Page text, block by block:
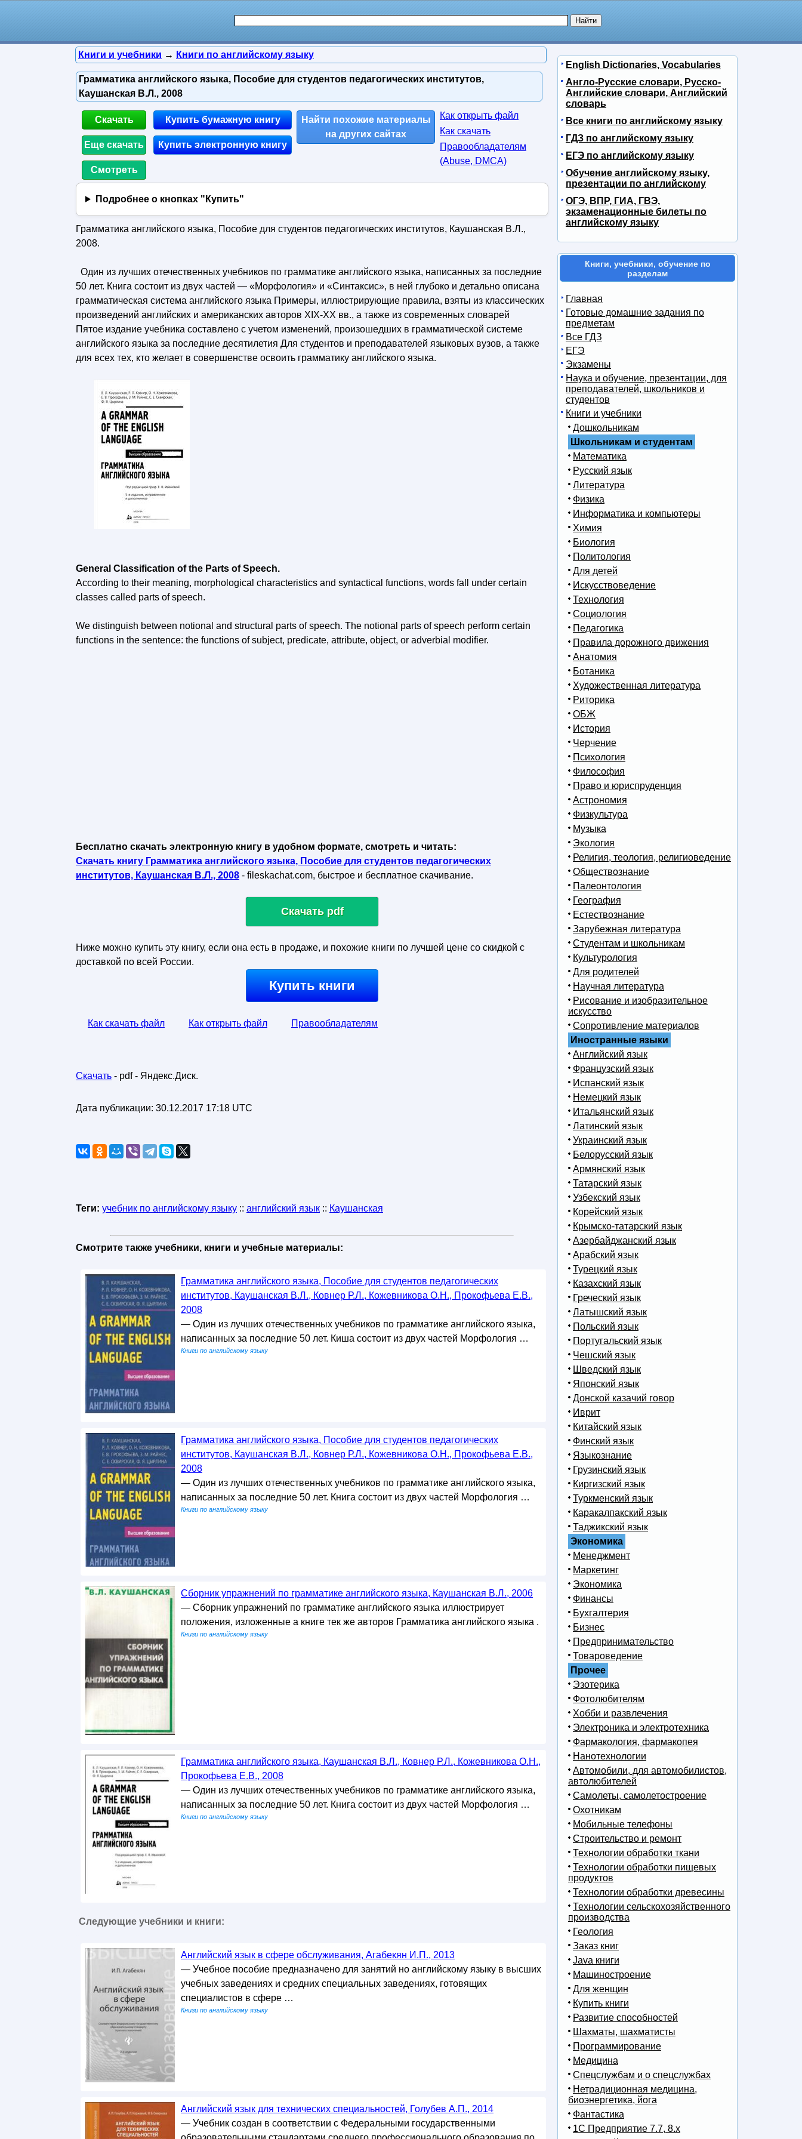
Книги и учебники → Книги по английскому языку
Грамматика английского языка, Пособие для студентов педагогических институтов,
Каушанская В.Л., 2008
Скачать
Еще скачать
Смотреть
Купить бумажную книгу
Купить электронную книгу
Найти похожие материалы
на других сайтах
Как открыть файл
Как скачать
Правообладателям
(Abuse, DMСA)
Подробнее о кнопках "Купить"
Грамматика английского языка, Пособие для студентов педагогических институтов, Каушанская В.Л.,
2008.
Один из лучших отечественных учебников по грамматике английского языка, написанных за последние
50 лет. Книга состоит из двух частей — «Морфология» и «Синтаксис», в ней глубоко и детально описана
грамматическая система английского языка Примеры, иллюстрирующие правила, взяты из классических
произведений английских и американских авторов XIX-XX вв., а также из современных словарей
Пятое издание учебника составлено с учетом изменений, произошедших в грамматической системе
английского языка за последние десятилетия Для студентов и преподавателей языковых вузов, а также
для всех тех, кто желает в совершенстве освоить грамматику английского языка.
General Classification of the Parts of Speech.
According to their meaning, morphological characteristics and syntactical functions, words fall under certain
classes called parts of speech.
We distinguish between notional and structural parts of speech. The notional parts of speech perform certain
functions in the sentence: the functions of subject, predicate, attribute, object, or adverbial modifier.
Бесплатно скачать электронную книгу в удобном формате, смотреть и читать:
Скачать книгу Грамматика английского языка, Пособие для студентов педагогических
институтов, Каушанская В.Л., 2008 - fileskachat.com, быстрое и бесплатное скачивание.
Скачать pdf
Ниже можно купить эту книгу, если она есть в продаже, и похожие книги по лучшей цене со скидкой с
доставкой по всей России.
Купить книги
Как скачать файл Как открыть файл Правообладателям
Скачать - pdf - Яндекс.Диск.
Дата публикации: 30.12.2017 17:18 UTC
Теги: учебник по английскому языку :: английский язык :: Каушанская
Смотрите также учебники, книги и учебные материалы:
Грамматика английского языка, Пособие для студентов педагогических
институтов, Каушанская В.Л., Ковнер Р.Л., Кожевникова О.Н., Прокофьева Е.В.,
2008
— Один из лучших отечественных учебников по грамматике английского языка,
написанных за последние 50 лет. Киша состоит из двух частей Морфология …
Книги по английскому языку
Грамматика английского языка, Пособие для студентов педагогических
институтов, Каушанская В.Л., Ковнер Р.Л., Кожевникова О.Н., Прокофьева Е.В.,
2008
— Один из лучших отечественных учебников по грамматике английского языка,
написанных за последние 50 лет. Книга состоит из двух частей Морфология …
Книги по английскому языку
Сборник упражнений по грамматике английского языка, Каушанская В.Л., 2006
— Сборник упражнений по грамматике английского языка иллюстрирует
положения, изложенные а книге тек же авторов Грамматика английского языка .
Книги по английскому языку
Грамматика английского языка, Каушанская В.Л., Ковнер Р.Л., Кожевникова О.Н.,
Прокофьева Е.В., 2008
— Один из лучших отечественных учебников по грамматике английского языка,
написанных за последние 50 лет. Книга состоит из двух частей Морфология …
Книги по английскому языку
Следующие учебники и книги:
Английский язык в сфере обслуживания, Агабекян И.П., 2013
— Учебное пособие предназначено для занятий но английскому языку в высших
учебных заведениях и средних специальных заведениях, готовящих
специалистов в сфере …
Книги по английскому языку
Английский язык для технических специальностей, Голубев А.П., 2014
— Учебник создан в соответствии с Федеральными государственными
English Dictionaries, Vocabularies
Англо-Русские словари, Русско-
Английские словари, Английский
словарь
Все книги по английскому языку
ГДЗ по английскому языку
ЕГЭ по английскому языку
Обучение английскому языку,
презентации по английскому
ОГЭ, ВПР, ГИА, ГВЭ,
экзаменационные билеты по
английскому языку
Книги, учебники, обучение по
разделам
Главная
Готовые домашние задания по
предметам
Все ГДЗ
ЕГЭ
Экзамены
Наука и обучение, презентации, для
преподавателей, школьников и
студентов
Книги и учебники
Дошкольникам
Школьникам и студентам
Математика
Русский язык
Литература
Физика
Информатика и компьютеры
Химия
Биология
Политология
Для детей
Искусствоведение
Технология
Социология
Педагогика
Правила дорожного движения
Анатомия
Ботаника
Художественная литература
Риторика
ОБЖ
История
Черчение
Психология
Философия
Право и юриспруденция
Астрономия
Физкультура
Музыка
Экология
Религия, теология, религиоведение
Обществознание
Палеонтология
География
Естествознание
Зарубежная литература
Студентам и школьникам
Культурология
Для родителей
Научная литература
Рисование и изобразительное
искусство
Сопротивление материалов
Иностранные языки
Английский язык
Французский язык
Испанский язык
Немецкий язык
Итальянский язык
Латинский язык
Украинский язык
Белорусский язык
Армянский язык
Татарский язык
Узбекский язык
Корейский язык
Крымско-татарский язык
Азербайджанский язык
Арабский язык
Турецкий язык
Казахский язык
Греческий язык
Латышский язык
Польский язык
Португальский язык
Чешский язык
Шведский язык
Японский язык
Донской казачий говор
Иврит
Китайский язык
Финский язык
Языкознание
Грузинский язык
Киргизский язык
Туркменский язык
Каракалпакский язык
Таджикский язык
Экономика
Менеджмент
Маркетинг
Экономика
Финансы
Бухгалтерия
Бизнес
Предпринимательство
Товароведение
Прочее
Эзотерика
Фотолюбителям
Хобби и развлечения
Электроника и электротехника
Фармакология, фармакопея
Нанотехнологии
Автомобили, для автомобилистов,
автолюбителей
Самолеты, самолетостроение
Охотникам
Мобильные телефоны
Строительство и ремонт
Технологии обработки ткани
Технологии обработки пищевых
продуктов
Технологии обработки древесины
Технологии сельскохозяйственного
производства
Геология
Заказ книг
Java книги
Машиностроение
Для женщин
Купить книги
Развитие способностей
Шахматы, шахматисты
Программирование
Медицина
Спецслужбам и о спецслужбах
Нетрадиционная медицина,
биоэнергетика, йога
Фантастика
1С Предприятие 7.7, 8.x